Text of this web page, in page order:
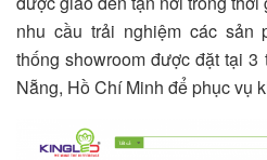
nhu cầu trải nghiệm các sản
thống showroom được đặt tại
Nẵng, Hồ Chí Minh để phục vụ